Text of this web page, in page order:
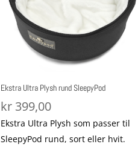
Ekstra Ultra Plysh rund SleepyPod
kr 399,00
Ekstra Ultra Plysh som passer til
SleepyPod rund, sort eller hvit.